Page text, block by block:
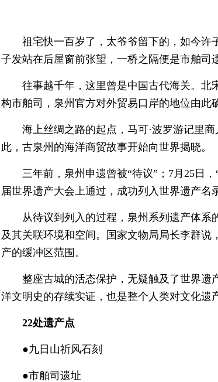
祖宅快一百岁了，太爷爷留下的，如今许
子发站在后屋窗前张望，一桥之隔便是市舶司
往事越千年，这里曾是中国古代海关。
构市舶司，泉州官方对外贸易口岸的地位由此
海上丝绸之路的起点，马可·波罗游记里
此，古泉州的海洋商贸故事开始向世界揭晓。
三年前，泉州申遗曾被“待议”；7月25日
届世界遗产大会上通过，成功列入世界遗产名
从待议到列入的过程，泉州系列遗产体系
及其关联环境和空间。国家文物局局长李群
产的缓冲区范围。
整座古城的活态保护，无疑触及了世界遗
洋文明史的存续实证，也是整个人类对文化遗
22处遗产点
●九日山祈风石刻
●市舶司遗址